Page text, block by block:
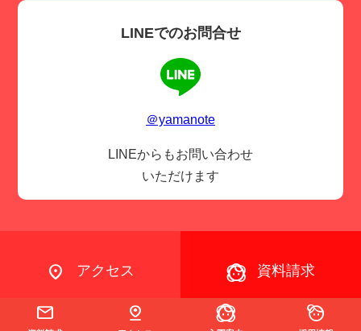
LINEでのお問合せ
＠yamanote
LINEからもお問い合わせ
いただけます
アクセス 資料請求